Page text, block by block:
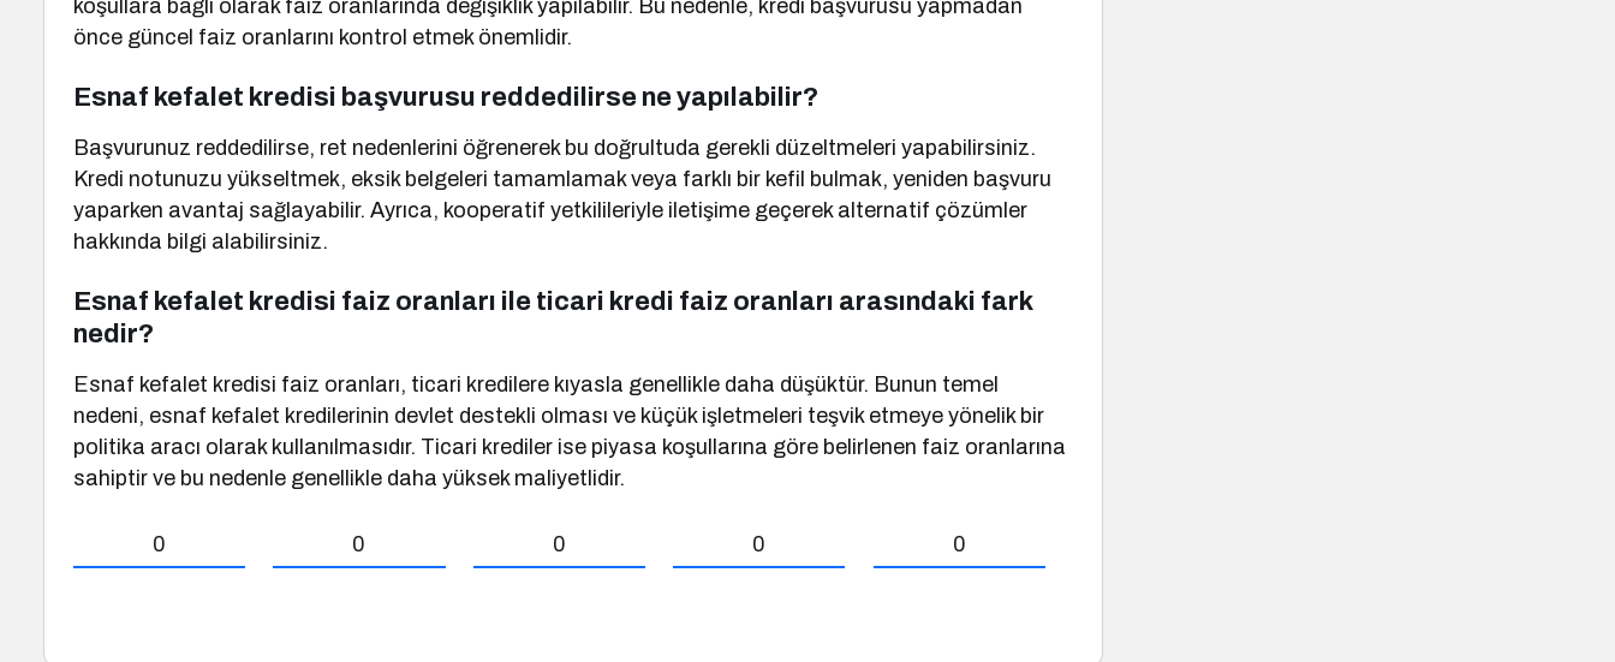
koşullara bağlı olarak faiz oranlarında değişiklik yapılabilir. Bu nedenle, kredi başvurusu yapmadan
önce güncel faiz oranlarını kontrol etmek önemlidir.
Esnaf kefalet kredisi başvurusu reddedilirse ne yapılabilir?
Başvurunuz reddedilirse, ret nedenlerini öğrenerek bu doğrultuda gerekli düzeltmeleri yapabilirsiniz.
Kredi notunuzu yükseltmek, eksik belgeleri tamamlamak veya farklı bir kefil bulmak, yeniden başvuru
yaparken avantaj sağlayabilir. Ayrıca, kooperatif yetkilileriyle iletişime geçerek alternatif çözümler
hakkında bilgi alabilirsiniz.
Esnaf kefalet kredisi faiz oranları ile ticari kredi faiz oranları arasındaki fark
nedir?
Esnaf kefalet kredisi faiz oranları, ticari kredilere kıyasla genellikle daha düşüktür. Bunun temel
nedeni, esnaf kefalet kredilerinin devlet destekli olması ve küçük işletmeleri teşvik etmeye yönelik bir
politika aracı olarak kullanılmasıdır. Ticari krediler ise piyasa koşullarına göre belirlenen faiz oranlarına
sahiptir ve bu nedenle genellikle daha yüksek maliyetlidir.
0 0 0 0 0